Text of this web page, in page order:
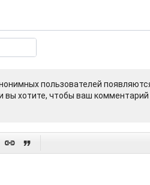
пользователей
вы хотите, чтобы ваш комментарий
 